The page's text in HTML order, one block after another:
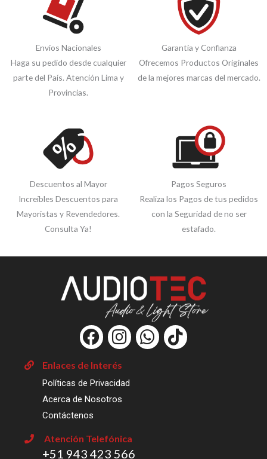
Envíos Nacionales
Haga su pedido desde cualquier
parte del País. Atención Lima y
Provincias.
Garantía y Confianza
Ofrecemos Productos Originales
de la mejores marcas del mercado.
Descuentos al Mayor
Increíbles Descuentos para
Mayoristas y Revendedores.
Consulta Ya!
Pagos Seguros
Realiza los Pagos de tus pedidos
con la Seguridad de no ser
estafado.
Atención Telefónica
‎+51 943 423 566
Enlaces de Interés
Políticas de Privacidad
Acerca de Nosotros
Contáctenos
F
a
c
e
b
o
o
k
I
n
s
t
a
r
a
W
h
T
i